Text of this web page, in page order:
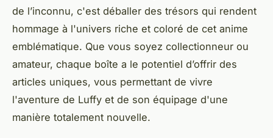
de l’inconnu, c'est déballer des trésors qui rendent
hommage à l'univers riche et coloré de cet anime
emblématique. Que vous soyez collectionneur ou
amateur, chaque boîte a le potentiel d’offrir des
articles uniques, vous permettant de vivre
l'aventure de Luffy et de son équipage d'une
manière totalement nouvelle.